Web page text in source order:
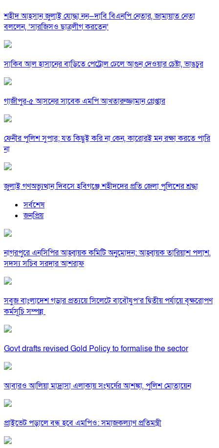
শহীদ আহসান জুলাই যোদ্ধা নন—দাবি বিএনপি নেতার, জামায়াত নেতা
বললেন, ‘সারজিসও ছাত্রলীগ করতেন’
সাকিব আল হাসানের বাড়িতে পেট্রোল ঢেলে আগুন দেওয়ার চেষ্টা, ভাঙচুর
গাজীপুর-৫ আসনের সাবেক এমপি আখতারুজ্জামান গ্রেপ্তার
ফেনীর পুলিশ সুপার; যত কিছুই করি না কেন, কারোরই মন রক্ষা করতে পারি
না
জুলাই গণঅভ্যুত্থান দিবসে হবিগঞ্জে শহীদদের প্রতি জেলা পুলিশের শ্রদ্ধা
সর্বশেষ
জনপ্রিয়
নাগরপুরে এনসিপির আহ্বায়ক কমিটি অনুমোদন: আহ্বায়ক তারিয়াশ পলাশ,
সদস্য সচিব সরদার আশরাফ
সবুজ বাংলাদেশ গড়ার প্রত্যয়ে সিলেটে বাবৌযুপ’র দ্বিতীয় পর্যায়ে বৃক্ষরোপণ
কর্মসূচি সম্পন্ন
Govt drafts revised Gold Policy to formalise the sector
আবারও আলিয়া মাদ্রাসা এলাকায় সংঘর্ষের আশঙ্কা, পুলিশ মোতায়েন
প্রাইভেট পড়ালে বন্ধ হবে এমপিও: সমাজকল্যাণ প্রতিমন্ত্রী